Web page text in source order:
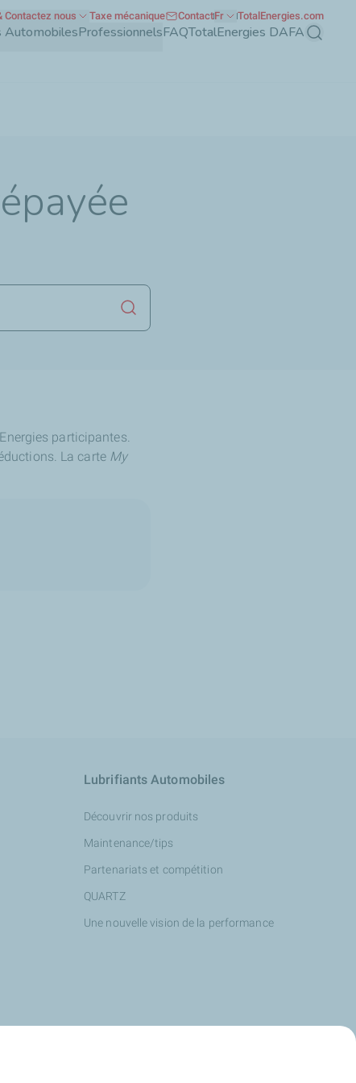
AutomobilesProfessionnelsFAQTotalEnergies DAFA
Contactez nous Taxe mécanique ContactFr TotalEnergies.com
Lancer la recherche
participantes.
La carte My
Lubrifiants Automobiles
Découvrir nos produits
Maintenance/tips
Partenariats et compétition
QUARTZ
Une nouvelle vision de la performance